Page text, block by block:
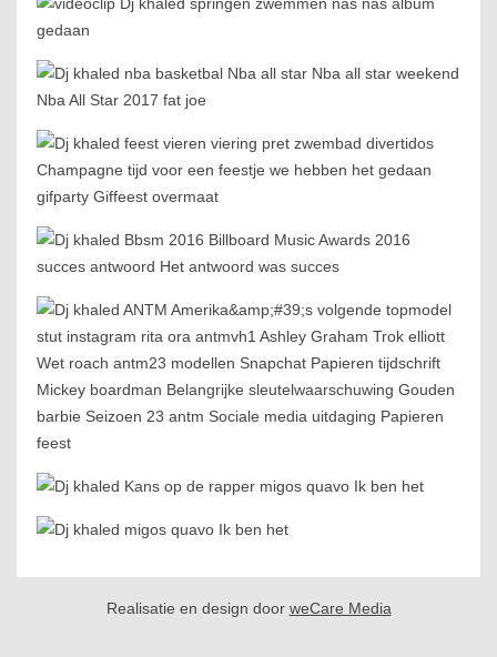
Realisatie en design door weCare Media